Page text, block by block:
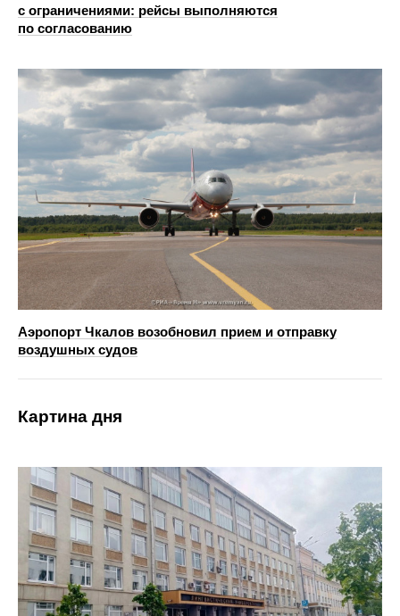
с ограничениями: рейсы выполняются
по согласованию
Аэропорт Чкалов возобновил прием и отправку
воздушных судов
Картина дня